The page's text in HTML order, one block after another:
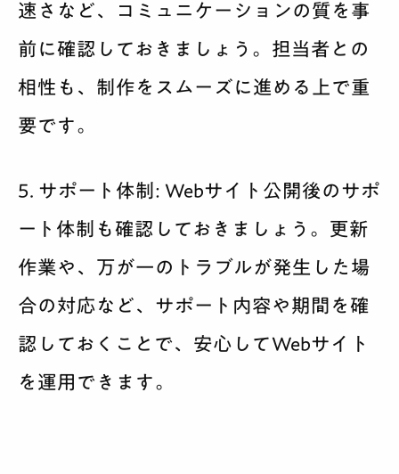
速さなど、コミュニケーションの質を事
前に確認しておきましょう。担当者との
相性も、制作をスムーズに進める上で重
要です。
5. サポート体制: Webサイト公開後のサポ
ート体制も確認しておきましょう。更新
作業や、万が一のトラブルが発生した場
合の対応など、サポート内容や期間を確
認しておくことで、安心してWebサイト
を運用できます。